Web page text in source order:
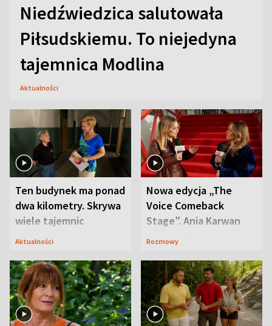
Niedźwiedzica salutowała
Piłsudskiemu. To niejedyna
tajemnica Modlina
Aktualności
Ten budynek ma ponad
dwa kilometry. Skrywa
wiele tajemnic
Aktualności
Nowa edycja „The
Voice Comeback
Stage”. Ania Karwan
zapowiada
Rozmowy